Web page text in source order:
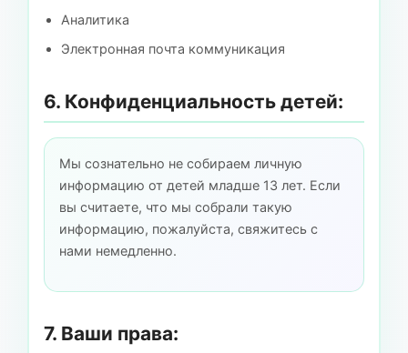
Аналитика
Электронная почта коммуникация
6. Конфиденциальность детей:
Мы сознательно не собираем личную
информацию от детей младше 13 лет. Если
вы считаете, что мы собрали такую
информацию, пожалуйста, свяжитесь с
нами немедленно.
7. Ваши права: